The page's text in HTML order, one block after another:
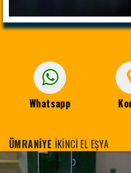
Whatsapp
ÜMRANİYE İKİNCİ EL EŞYA